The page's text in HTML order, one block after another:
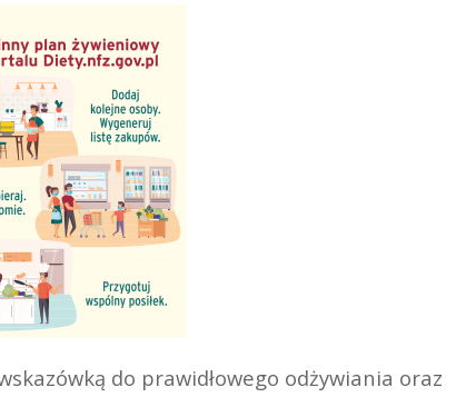
do prawidłowego odżywiania oraz